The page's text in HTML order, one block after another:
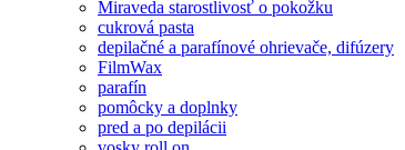
Miraveda starostlivosť o pokožku
cukrová pasta
depilačné a parafínové ohrievače, difúzery
FilmWax
parafín
pomôcky a doplnky
pred a po depilácii